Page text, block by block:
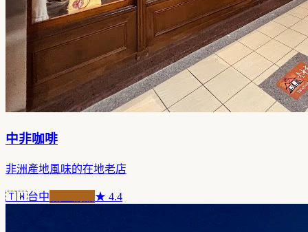
中非咖啡
非洲產地風味的在地老店
🇹🇼台中 ★ 4.4